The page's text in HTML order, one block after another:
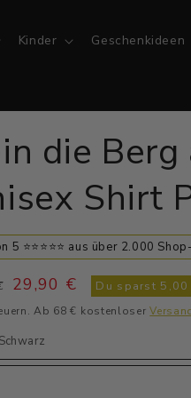
Kinder Geschenkideen
die
Shirt
5 ⭐⭐⭐⭐⭐ aus über 2.000
29,90 € Du sparst 5,00
Ab 68 € kostenloser
Schwarz